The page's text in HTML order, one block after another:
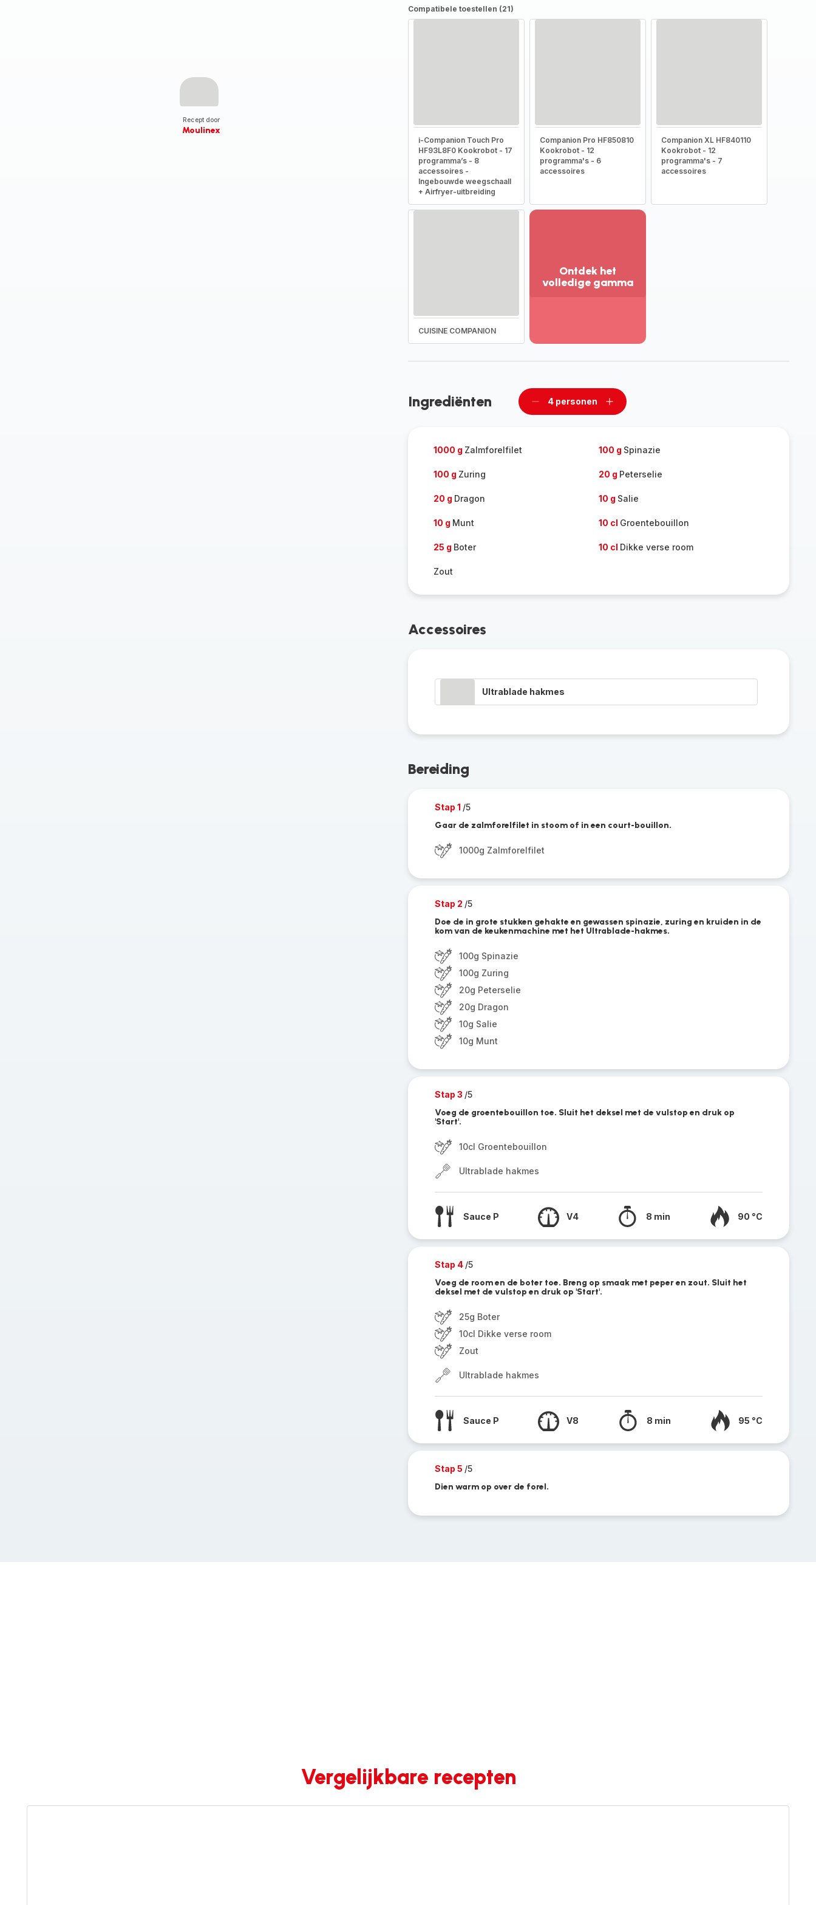
Recept door
Moulinex
Compatibele toestellen (21)
i-Companion Touch Pro
HF93L8F0 Kookrobot - 17
programma’s - 8
accessoires -
Ingebouwde weegschaall
+ Airfryer-uitbreiding
Companion Pro HF850810
Kookrobot - 12
programma's - 6
accessoires
Companion XL HF840110
Kookrobot - 12
programma's - 7
accessoires
CUISINE COMPANION
Ontdek het
volledige gamma
het
Ingrediënten
Een4 personen
Een
1000 g Zalmforelfilet 100 g Spinazie
100 g Zuring 20 g Peterselie
20 g Dragon 10 g Salie
10 g Munt 10 cl Groentebouillon
25 g Boter 10 cl Dikke verse room
Zout
Accessoires
Ultrablade hakmes
Bereiding
Stap 1 /5
Gaar de zalmforelfilet in stoom of in een court-bouillon.
1000g Zalmforelfilet
Stap 2 /5
Doe de in grote stukken gehakte en gewassen spinazie, zuring en kruiden in de
kom van de keukenmachine met het Ultrablade-hakmes.
100g Spinazie
100g Zuring
20g Peterselie
20g Dragon
10g Salie
10g Munt
Stap 3 /5
Voeg de groentebouillon toe. Sluit het deksel met de vulstop en druk op
'Start'.
10cl Groentebouillon
Ultrablade hakmes
Sauce P V4 8 min 90 °C
Stap 4 /5
Voeg de room en de boter toe. Breng op smaak met peper en zout. Sluit het
deksel met de vulstop en druk op 'Start'.
25g Boter
10cl Dikke verse room
Zout
Ultrablade hakmes
Sauce P V8 8 min 95 °C
Stap 5 /5
Dien warm op over de forel.
Vergelijkbare recepten